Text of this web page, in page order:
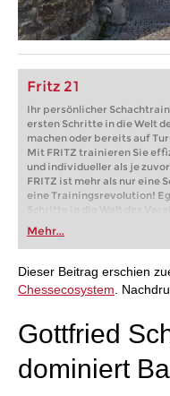
Fritz 21
Ihr persönlicher
ersten Schritte in die Welt
machen oder bereits auf
Mit FRITZ trainieren Sie
und individueller als je
FRITZ ist mehr als nur eine
eine Trainingsrevolution!
Schritte in die Welt des
oder bereits auf
FRITZ trainieren Sie
individueller als je zuvor.
Mehr...
Dieser Beitrag erschien
Chessecosystem .
Gottfried
dominiert